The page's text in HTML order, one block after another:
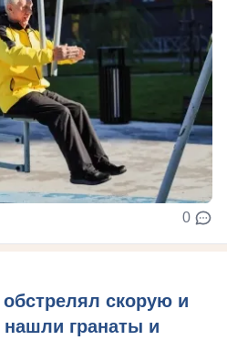
0
скорую и
гранаты и